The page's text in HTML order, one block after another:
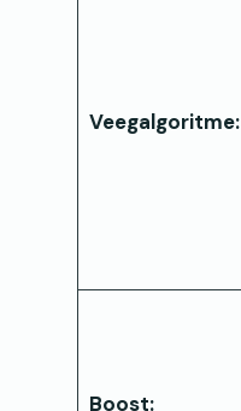
Veegalgoritme:
Boost: